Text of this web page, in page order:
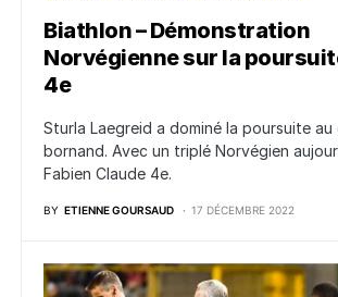
Biathlon – Démonstration
Norvégienne sur la
4e
Sturla Laegreid a dominé la poursuite au
bornand. Avec un triplé Norvégien
Fabien Claude 4e.
BY ETIENNE GOURSAUD 17 DÉCEMBRE 2022